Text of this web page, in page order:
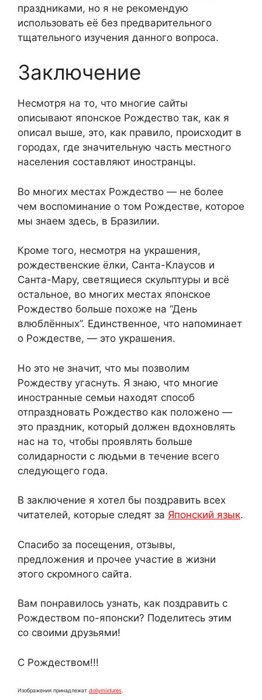
праздниками, но я не рекомендую
использовать её без предварительного
тщательного изучения данного вопроса.
Заключение
Несмотря на то, что многие сайты
описывают японское Рождество так, как я
описал выше, это, как правило, происходит в
городах, где значительную часть местного
населения составляют иностранцы.
Во многих местах Рождество — не более
чем воспоминание о том Рождестве, которое
мы знаем здесь, в Бразилии.
Кроме того, несмотря на украшения,
рождественские ёлки, Санта-Клаусов и
Санта-Мару, светящиеся скульптуры и всё
остальное, во многих местах японское
Рождество больше похоже на “День
влюблённых”. Единственное, что напоминает
о Рождестве, — это украшения.
Но это не значит, что мы позволим
Рождеству угаснуть. Я знаю, что многие
иностранные семьи находят способ
отпраздновать Рождество как положено —
это праздник, который должен вдохновлять
нас на то, чтобы проявлять больше
солидарности с людьми в течение всего
следующего года.
В заключение я хотел бы поздравить всех
читателей, которые следят за Японский язык.
Спасибо за посещения, отзывы,
предложения и прочее участие в жизни
этого скромного сайта.
Вам понравилось узнать, как поздравить с
Рождеством по-японски? Поделитесь этим
со своими друзьями!
С Рождеством!!!
Изображения принадлежат dollymixtures